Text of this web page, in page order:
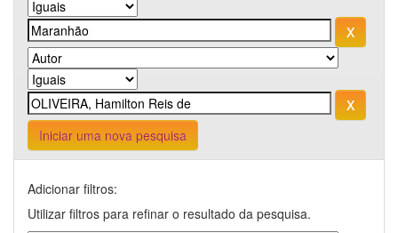
Iniciar uma nova pesquisa
Adicionar filtros:
Utilizar filtros para refinar o resultado da pesquisa.